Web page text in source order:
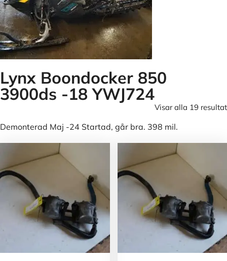
Lynx Boondocker 850
3900ds -18 YWJ724
Visar alla 19 resultat
Demonterad Maj -24 Startad, går bra. 398 mil.